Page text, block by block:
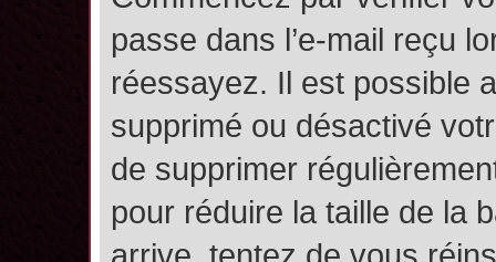
passe dans l’e-mail reçu
réessayez. Il est possible
supprimé ou désactivé
de supprimer
pour réduire la taille de la